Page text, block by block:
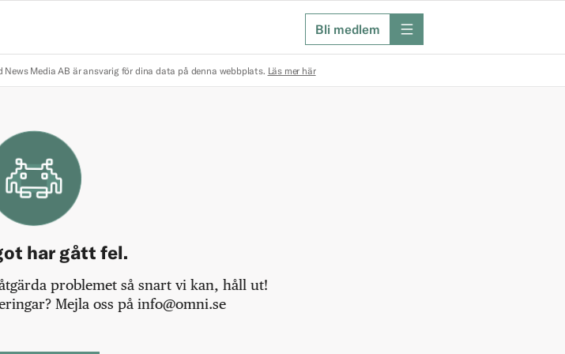
Bli medlem meny
News Media AB är ansvarig för dina data på denna webbplats. Läs mer här
har gått fel.
problemet så snart vi kan, håll ut!
Mejla oss på info@omni.se